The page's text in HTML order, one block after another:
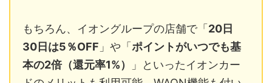
もちろん、イオングループの店舗で「 20日
30日は5％OFF 」や「 ポイントがいつでも基
本の2倍（還元率1%）
」といったイオンカー